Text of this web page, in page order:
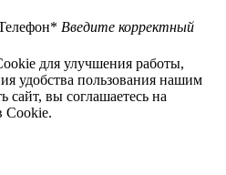
Введите корректный
для улучшения работы,
удобства пользования нашим
сайт, вы соглашаетесь на
Cookie.